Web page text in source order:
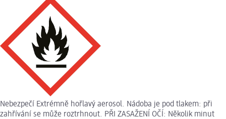
Nebezpečí Extrémně hořlavý aerosol. Nádoba je pod tlakem: při
zahřívání se může roztrhnout. PŘI ZASAŽENÍ OČÍ: Několik minut